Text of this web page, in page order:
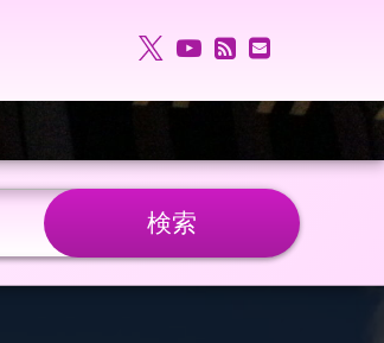
電話番号:
X.com
YouTube
RSSメールア